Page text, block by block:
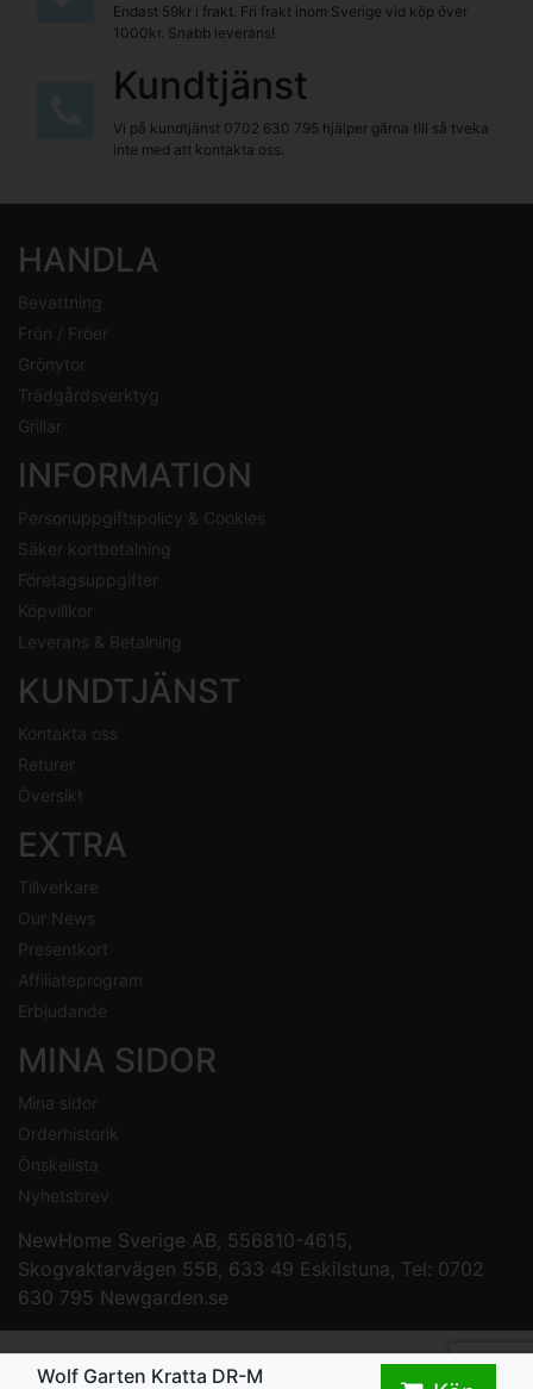
Wolf Garten Kratta DR-M
Endast 59kr i frakt. Fri frakt inom Sverige vid köp över
1000kr. Snabb leverans!
Kundtjänst
Vi på kundtjänst 0702 630 795 hjälper gärna till så tveka
inte med att kontakta oss.
HANDLA
Bevattning
Frön / Fröer
Grönytor
Trädgårdsverktyg
Grillar
INFORMATION
Personuppgiftspolicy & Cookies
Säker kortbetalning
Företagsuppgifter
Köpvillkor
Leverans & Betalning
KUNDTJÄNST
Kontakta oss
Returer
Översikt
EXTRA
Tillverkare
Our News
Presentkort
Affiliateprogram
Erbjudande
MINA SIDOR
Mina sidor
Orderhistorik
Önskelista
Nyhetsbrev
NewHome Sverige AB, 556810-4615,
Skogvaktarvägen 55B, 633 49 Eskilstuna, Tel: 0702
630 795 Newgarden.se